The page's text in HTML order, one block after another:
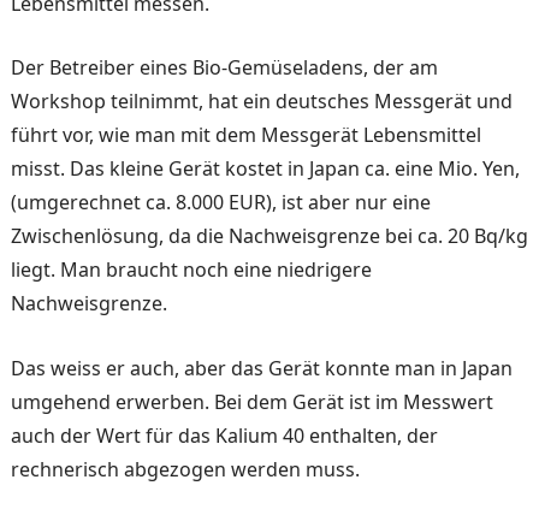
Der Betreiber eines Bio-Gemüseladens, der am
Workshop teilnimmt, hat ein deutsches Messgerät und
führt vor, wie man mit dem Messgerät Lebensmittel
misst. Das kleine Gerät kostet in Japan ca. eine Mio. Yen,
(umgerechnet ca. 8.000 EUR), ist aber nur eine
Zwischenlösung, da die Nachweisgrenze bei ca. 20 Bq/kg
liegt. Man braucht noch eine niedrigere
Nachweisgrenze.
Das weiss er auch, aber das Gerät konnte man in Japan
umgehend erwerben. Bei dem Gerät ist im Messwert
auch der Wert für das Kalium 40 enthalten, der
rechnerisch abgezogen werden muss.